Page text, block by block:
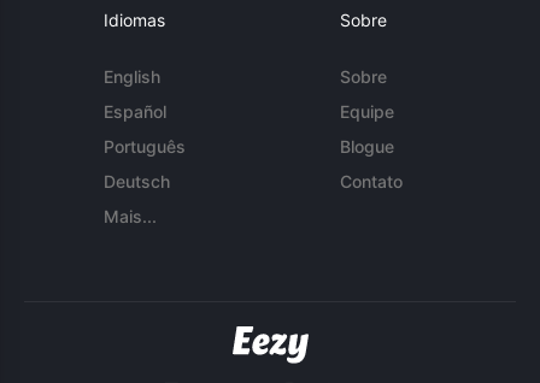
Idiomas
English
Español
Português
Deutsch
Mais...
Sobre
Sobre
Equipe
Blogue
Contato